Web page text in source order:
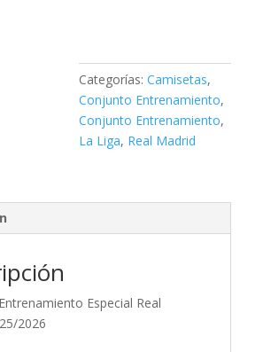
Categorías:Camisetas,
Conjunto Entrenamiento,
Conjunto Entrenamiento,
La Liga, Real Madrid
Especial Real
2026